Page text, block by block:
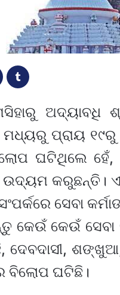
ଅଦ୍ୟାବଧି
ମଧ୍ୟରୁ ପ୍ରାୟ
ଘଟିଥିଲେ ହେଁ,
ଉଦ୍ୟମ କରୁଛନ୍ତି।
ସେବା
କେଉଁ ସେବା
ଦେବଦାସୀ,
ବିଲୋପ ଘଟିଛି।